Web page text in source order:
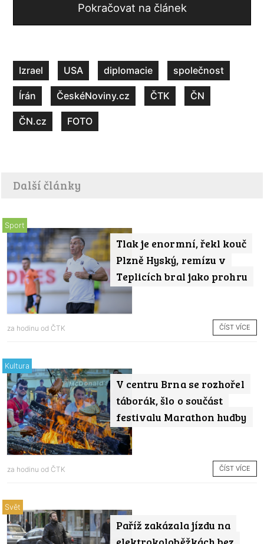
Pokračovat na článek
Izrael USA diplomacie společnost
Írán ČeskéNoviny.cz ČTK ČN
ČN.cz FOTO
Další články
Tlak je enormní, řekl kouč
Plzně Hyský, remízu v
Teplicích bral jako prohru
Sport
za hodinu od ČTK ČÍST VÍCE
V centru Brna se rozhořel
táborák, šlo o součást
festivalu Marathon hudby
Kultura
za hodinu od ČTK ČÍST VÍCE
Paříž zakázala jízdu na
Svět